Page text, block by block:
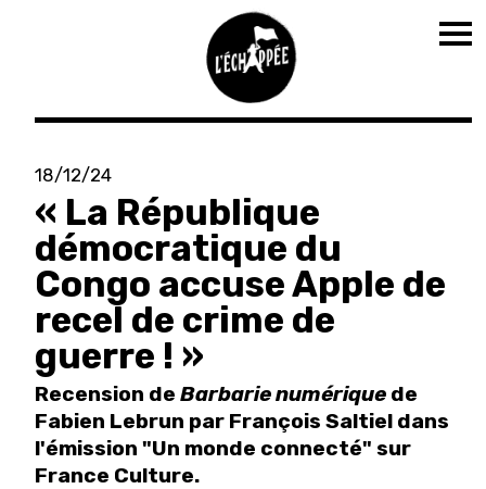
Aller
contenu
principal
18/12/24
« La République
démocratique du
Congo accuse Apple de
recel de crime de
guerre ! »
Recension de Barbarie numérique de
Fabien Lebrun par François Saltiel dans
l'émission "Un monde connecté" sur
France Culture.